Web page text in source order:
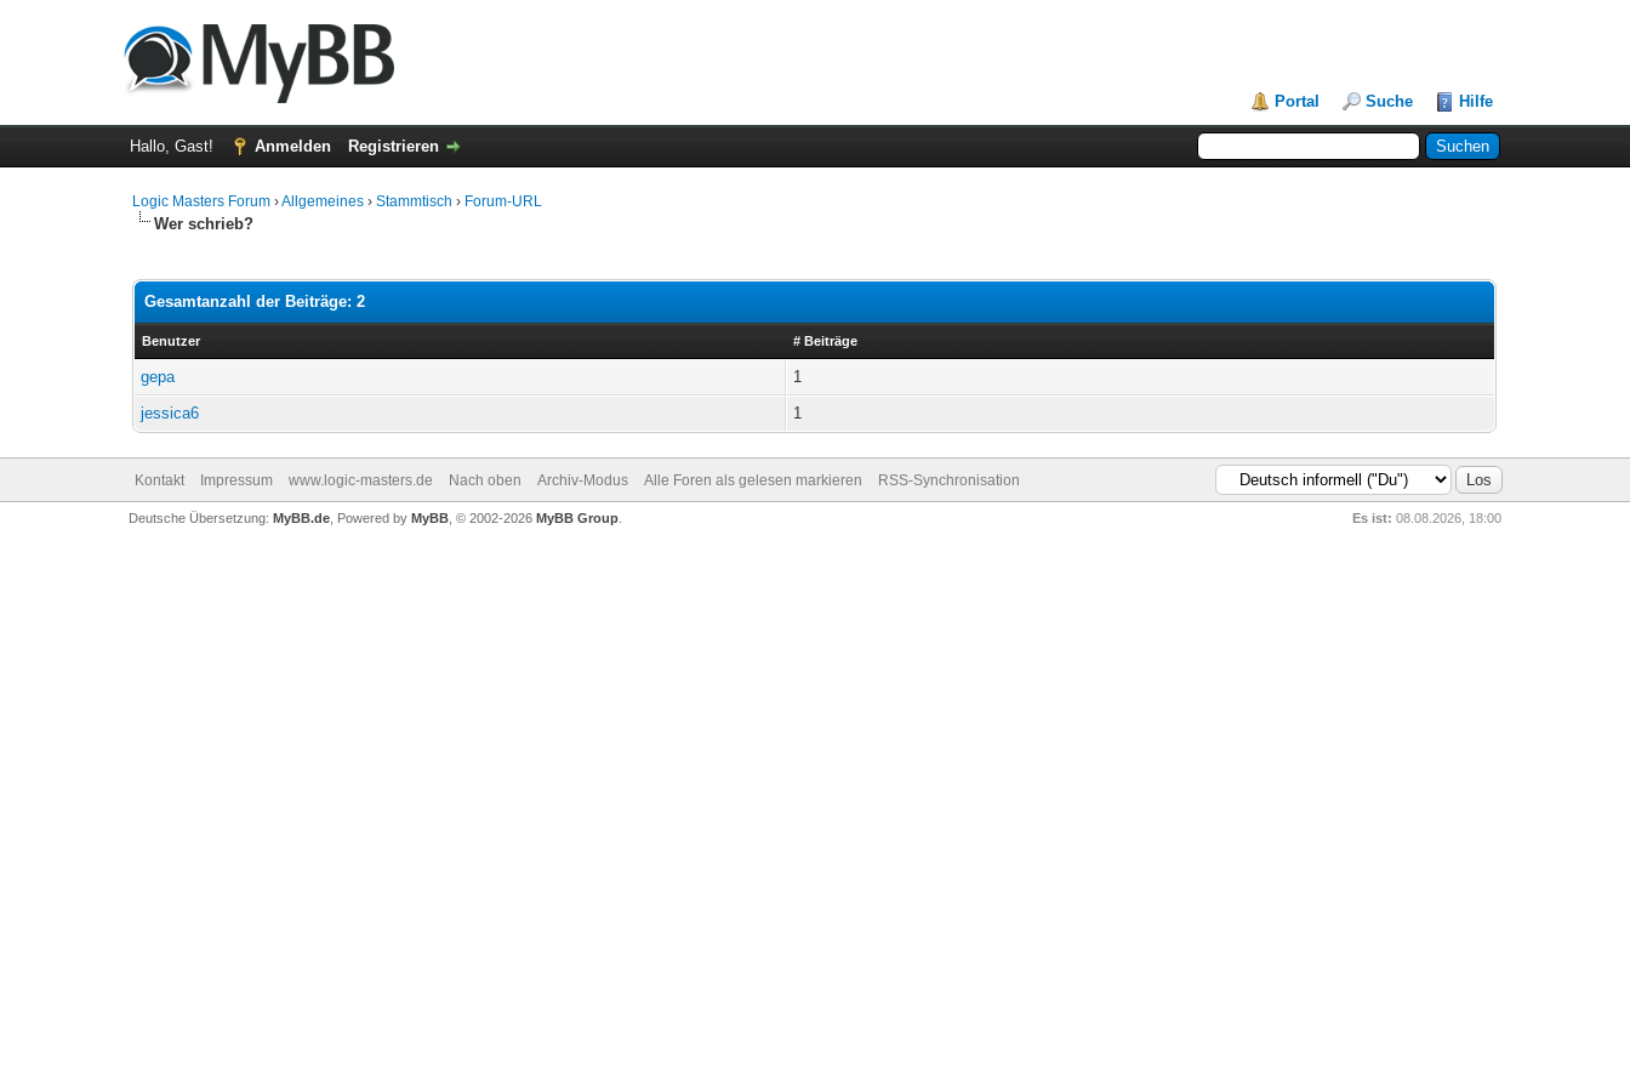
Portal Suche Hilfe
Hallo, Gast! Anmelden Registrieren
Logic Masters Forum ›Allgemeines ›Stammtisch › Forum-URL
Wer schrieb?
Gesamtanzahl der Beiträge: 2
Benutzer # Beiträge
gepa
1
jessica6
1
Kontakt Impressum www.logic-masters.de Nach oben Archiv-Modus Alle Foren als gelesen markieren RSS-Synchronisation
Es ist: 08.08.2026, 18:00
Deutsche Übersetzung: MyBB.de, Powered by MyBB, © 2002-2026 MyBB Group.